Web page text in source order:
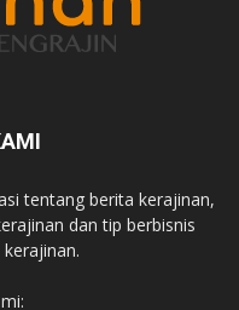
tentang berita kerajinan,
dan tip berbisnis